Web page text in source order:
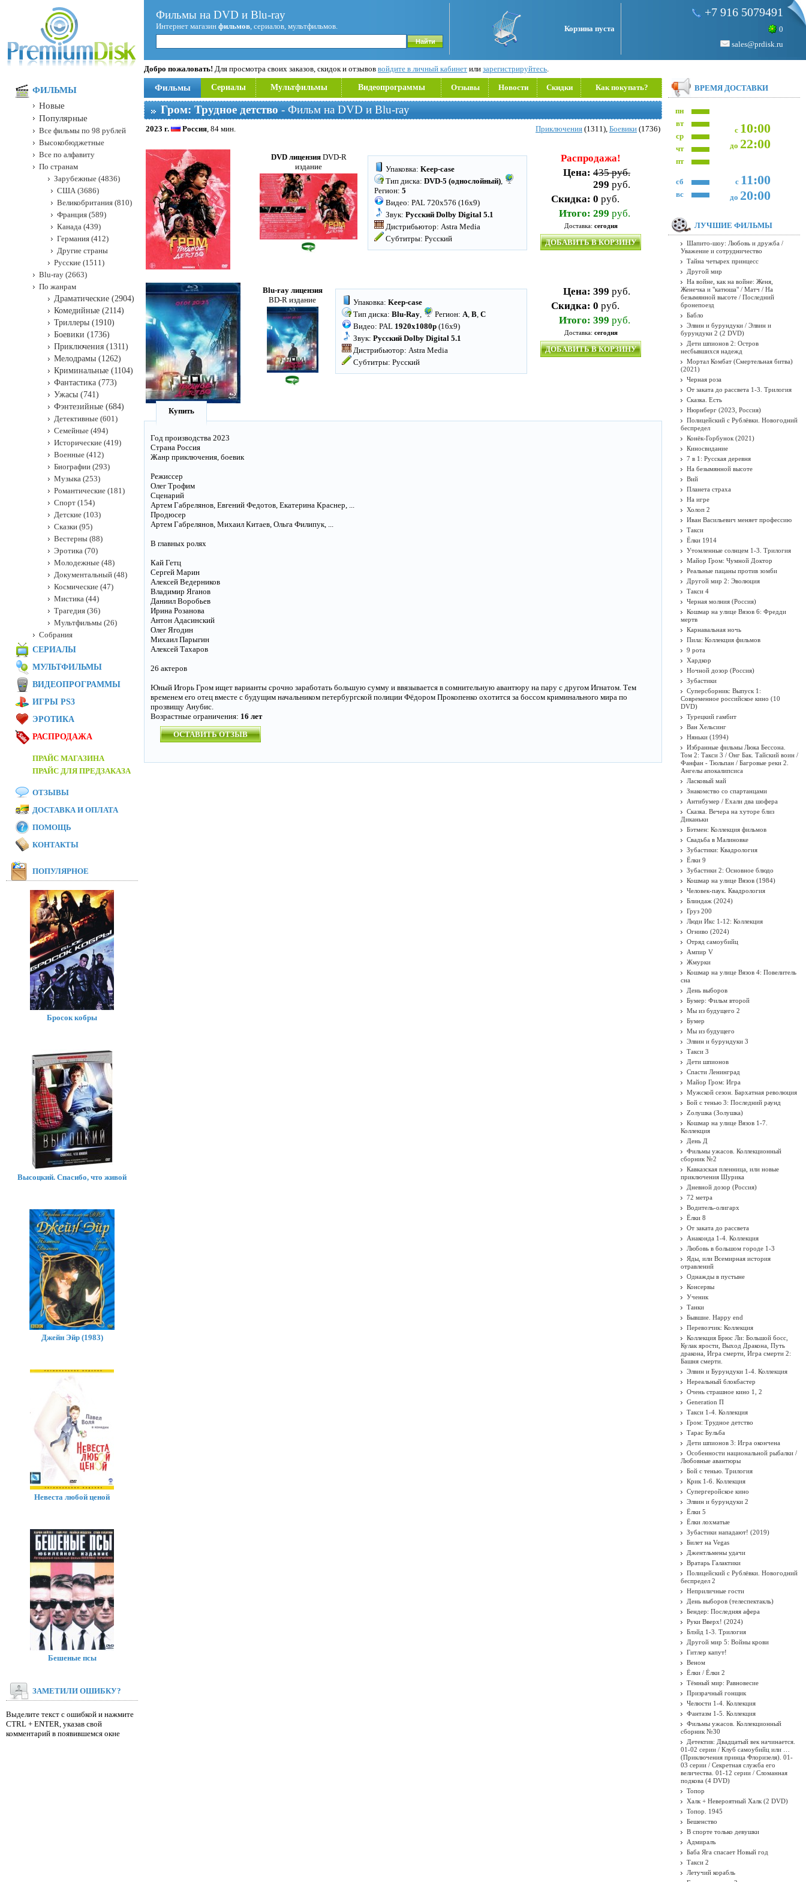
Фильмы на DVD и Blu-ray
Интернет магазин фильмов, сериалов, мультфильмов. Корзина пуста
+7 916 5079491
0
sales@prdisk.ru
Добро пожаловать! Для просмотра своих заказов, скидок и отзывов войдите в личный кабинет или зарегистрируйтесь.
Фильмы Сериалы Мультфильмы Видеопрограммы Отзывы Новости Скидки Как покупать?
Гром: Трудное детство - Фильм на DVD и Blu-ray
2023 г. Россия, 84 мин. Приключения (1311), Боевики (1736)
DVD лицензияDVD-R
издание
Упаковка: Keep-case
Тип диска: DVD-5 (однослойный),
Регион: 5
Видео: PAL 720x576 (16x9)
Звук: Русский Dolby Digital 5.1
Дистрибьютор: Astra Media
Субтитры: Русский
Распродажа!
Цена: 435 руб.
299 руб.
Скидка: 0 руб.
Итого: 299 руб.
Доставка: сегодня
ДОБАВИТЬ В КОРЗИНУ
Blu-ray лицензия
BD-R издание
Упаковка: Keep-case
Тип диска: Blu-Ray, Регион: A, B, C
Видео: PAL 1920x1080p (16x9)
Звук: Русский Dolby Digital 5.1
Дистрибьютор: Astra Media
Субтитры: Русский
Цена: 399 руб.
Скидка: 0 руб.
Итого: 399 руб.
Доставка: сегодня
ДОБАВИТЬ В КОРЗИНУ
Купить
Год производства 2023
Страна Россия
Жанр приключения, боевик
Режиссер
Олег Трофим
Сценарий
Артем Габрелянов, Евгений Федотов, Екатерина Краснер, ...
Продюсер
Артем Габрелянов, Михаил Китаев, Ольга Филипук, ...
В главных ролях
Кай Гетц
Сергей Марин
Алексей Ведерников
Владимир Яганов
Даниил Воробьев
Ирина Розанова
Антон Адасинский
Олег Ягодин
Михаил Парыгин
Алексей Тахаров
26 актеров
Юный Игорь Гром ищет варианты срочно заработать большую сумму и ввязывается в сомнительную авантюру на пару с другом Игнатом. Тем
временем его отец вместе с будущим начальником петербургской полиции Фёдором Прокопенко охотится за боссом криминального мира по
прозвищу Анубис.
Возрастные ограничения: 16 лет
ОСТАВИТЬ ОТЗЫВ
ФИЛЬМЫ
Новые
Популярные
Все фильмы по 98 рублей
Высокобюджетные
Все по алфавиту
По странам
Зарубежные (4836)
США (3686)
Великобритания (810)
Франция (589)
Канада (439)
Германия (412)
Другие страны
Русские (1511)
Blu-ray (2663)
По жанрам
Драматические (2904)
Комедийные (2114)
Триллеры (1910)
Боевики (1736)
Приключения (1311)
Мелодрамы (1262)
Криминальные (1104)
Фантастика (773)
Ужасы (741)
Фэнтезийные (684)
Детективные (601)
Семейные (494)
Исторические (419)
Военные (412)
Биографии (293)
Музыка (253)
Романтические (181)
Спорт (154)
Детские (103)
Сказки (95)
Вестерны (88)
Эротика (70)
Молодежные (48)
Документальный (48)
Космические (47)
Мистика (44)
Трагедия (36)
Мультфильмы (26)
Собрания
СЕРИАЛЫ
МУЛЬТФИЛЬМЫ
ВИДЕОПРОГРАММЫ
ИГРЫ PS3
ЭРОТИКА
РАСПРОДАЖА
ПРАЙС МАГАЗИНА
ПРАЙС ДЛЯ ПРЕДЗАКАЗА
ОТЗЫВЫ
ДОСТАВКА И ОПЛАТА
ПОМОЩЬ
КОНТАКТЫ
ПОПУЛЯРНОЕ
Бросок кобры
Высоцкий. Спасибо, что живой
Джейн Эйр (1983)
Невеста любой ценой
Бешеные псы
ЗАМЕТИЛИ ОШИБКУ?
Выделите текст с ошибкой и нажмите
CTRL + ENTER, указав свой
комментарий в появившемся окне
ВРЕМЯ ДОСТАВКИ
пн
с 10:00
до 22:00
вт
ср
чт
пт
с 11:00
до 20:00
сб
вс
ЛУЧШИЕ ФИЛЬМЫ
Шапито-шоу: Любовь и дружба /
Уважение и сотрудничество
Тайна четырех принцесс
Другой мир
На войне, как на войне: Женя,
Женечка и "катюша" / Матч / На
безымянной высоте / Последний
бронепоезд
Бабло
Элвин и бурундуки / Элвин и
бурундуки 2 (2 DVD)
Дети шпионов 2: Остров
несбывшихся надежд
Мортал Комбат (Смертельная битва)
(2021)
Черная роза
От заката до рассвета 1-3. Трилогия
Сказка. Есть
Нюрнберг (2023, Россия)
Полицейский с Рублёвки. Новогодний
беспредел
Конёк-Горбунок (2021)
Киносвидание
7 в 1: Русская деревня
На безымянной высоте
Вий
Планета страха
На игре
Холоп 2
Иван Васильевич меняет профессию
Такси
Ёлки 1914
Утомленные солнцем 1-3. Трилогия
Майор Гром: Чумной Доктор
Реальные пацаны против зомби
Другой мир 2: Эволюция
Такси 4
Черная молния (Россия)
Кошмар на улице Вязов 6: Фредди
мертв
Карнавальная ночь
Пила: Коллекция фильмов
9 рота
Хардкор
Ночной дозор (Россия)
Зубастики
Суперсборник: Выпуск 1:
Современное российское кино (10
DVD)
Турецкий гамбит
Ван Хельсинг
Няньки (1994)
Избранные фильмы Люка Бессона.
Том 2: Такси 3 / Онг Бак. Тайский воин /
Фанфан - Тюльпан / Багровые реки 2.
Ангелы апокалипсиса
Ласковый май
Знакомство со спартанцами
Антибумер / Ехали два шофера
Сказка. Вечера на хуторе близ
Диканьки
Бэтмен: Коллекция фильмов
Свадьба в Малиновке
Зубастики: Квадрология
Ёлки 9
Зубастики 2: Основное блюдо
Кошмар на улице Вязов (1984)
Человек-паук. Квадрология
Блиндаж (2024)
Груз 200
Люди Икс 1-12: Коллекция
Огниво (2024)
Отряд самоубийц
Ампир V
Жмурки
Кошмар на улице Вязов 4: Повелитель
сна
День выборов
Бумер: Фильм второй
Мы из будущего 2
Бумер
Мы из будущего
Элвин и бурундуки 3
Такси 3
Дети шпионов
Спасти Ленинград
Майор Гром: Игра
Мужской сезон. Бархатная революция
Бой с тенью 3: Последний раунд
Zолушка (Золушка)
Кошмар на улице Вязов 1-7.
Коллекция
День Д
Фильмы ужасов. Коллекционный
сборник №2
Кавказская пленница, или новые
приключения Шурика
Дневной дозор (Россия)
72 метра
Водитель-олигарх
Ёлки 8
От заката до рассвета
Анаконда 1-4. Коллекция
Любовь в большом городе 1-3
Яды, или Всемирная история
отравлений
Однажды в пустыне
Консервы
Ученик
Танки
Бывшие. Happy end
Перевозчик: Коллекция
Коллекция Брюс Ли: Большой босс,
Кулак ярости, Выход Дракона, Путь
дракона, Игра смерти, Игра смерти 2:
Башня смерти.
Элвин и Бурундуки 1-4. Коллекция
Нереальный блокбастер
Очень страшное кино 1, 2
Generation П
Такси 1-4. Коллекция
Гром: Трудное детство
Тарас Бульба
Дети шпионов 3: Игра окончена
Особенности национальной рыбалки /
Любовные авантюры
Бой с тенью. Трилогия
Крик 1-6. Коллекция
Супергеройское кино
Элвин и бурундуки 2
Ёлки 5
Ёлки лохматые
Зубастики нападают! (2019)
Билет на Vegas
Джентльмены удачи
Вратарь Галактики
Полицейский с Рублёвки. Новогодний
беспредел 2
Неприличные гости
День выборов (телеспектакль)
Бендер: Последняя афера
Руки Вверх! (2024)
Блэйд 1-3. Трилогия
Другой мир 5: Войны крови
Гитлер капут!
Веном
Ёлки / Ёлки 2
Тёмный мир: Равновесие
Призрачный гонщик
Челюсти 1-4. Коллекция
Фантазм 1-5. Коллекция
Фильмы ужасов. Коллекционный
сборник №30
Детектив: Двадцатый век начинается.
01-02 серии / Клуб самоубийц или …
(Приключения принца Флоризеля). 01-
03 серии / Секретная служба его
величества. 01-12 серии / Сломанная
подкова (4 DVD)
Топор
Халк + Невероятный Халк (2 DVD)
Топор. 1945
Бешенство
В спорте только девушки
Адмиралъ
Баба Яга спасает Новый год
Такси 2
Летучий корабль